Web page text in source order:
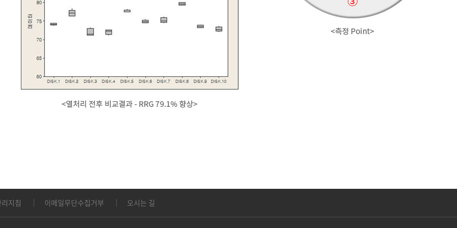
지침 이메일무단수집거부 오시는 길